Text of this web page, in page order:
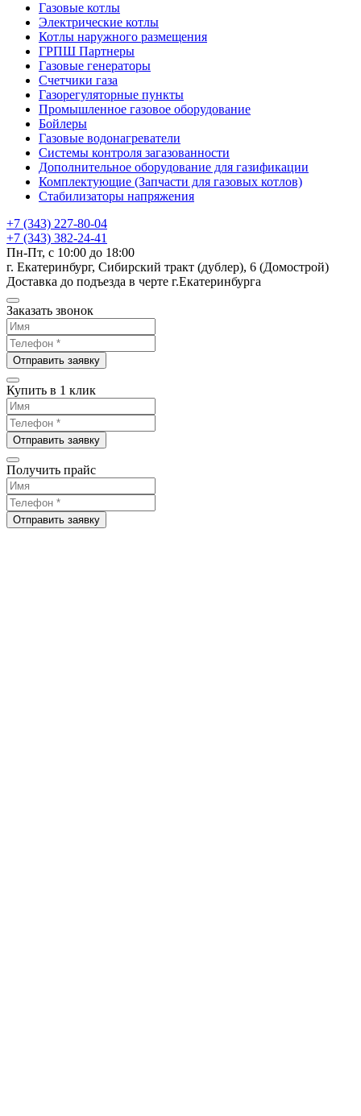
Газовые котлы
Электрические котлы
Котлы наружного размещения
ГРПШ Партнеры
Газовые генераторы
Счетчики газа
Газорегуляторные пункты
Промышленное газовое оборудование
Бойлеры
Газовые водонагреватели
Системы контроля загазованности
Дополнительное оборудование для газификации
Комплектующие (Запчасти для газовых котлов)
Стабилизаторы напряжения
+7 (343) 227-80-04
+7 (343) 382-24-41
Пн-Пт, с 10:00 до 18:00
г. Екатеринбург, Сибирский тракт (дублер), 6 (Домострой)
Доставка до подъезда в черте г.Екатеринбурга
Заказать звонок
Отправить заявку
Купить в 1 клик
Отправить заявку
Получить прайс
Отправить заявку